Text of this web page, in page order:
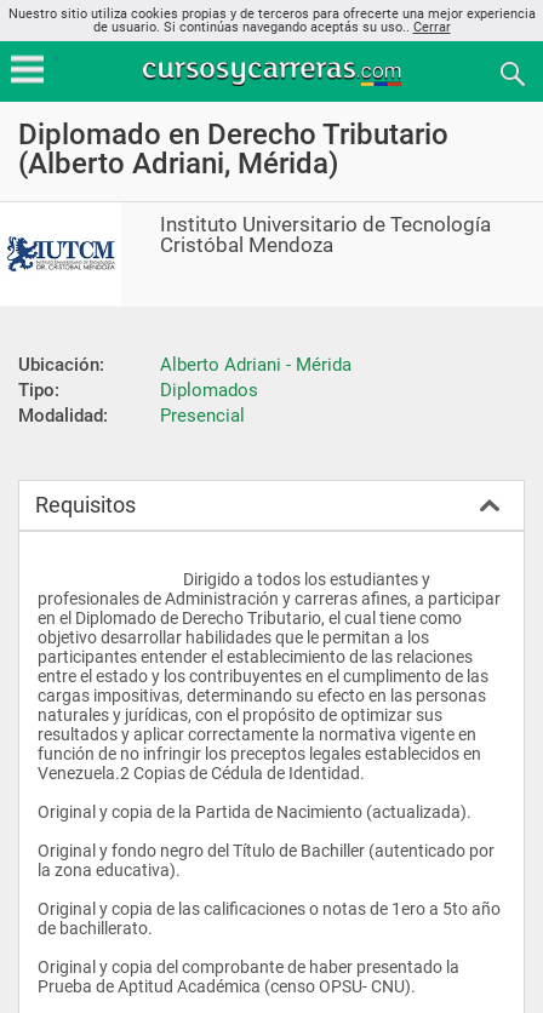
Nuestro sitio utiliza cookies propias y de terceros para ofrecerte una mejor experiencia
de usuario. Si continúas navegando aceptás su uso.. Cerrar
Diplomado en Derecho Tributario
(Alberto Adriani, Mérida)
Instituto Universitario de Tecnología
Cristóbal Mendoza
Ubicación:
Alberto Adriani - Mérida
Tipo:
Diplomados
Modalidad:
Presencial
Requisitos
profesionales de Administración y carreras afines, a participar
en el Diplomado de Derecho Tributario, el cual tiene como
objetivo desarrollar habilidades que le permitan a los
participantes entender el establecimiento de las relaciones
entre el estado y los contribuyentes en el cumplimento de las
cargas impositivas, determinando su efecto en las personas
naturales y jurídicas, con el propósito de optimizar sus
resultados y aplicar correctamente la normativa vigente en
función de no infringir los preceptos legales establecidos en
Venezuela.2 Copias de Cédula de Identidad.
Original y copia de la Partida de Nacimiento (actualizada).
Original y fondo negro del Título de Bachiller (autenticado por
la zona educativa).
Original y copia de las calificaciones o notas de 1ero a 5to año
de bachillerato.
Original y copia del comprobante de haber presentado la
Prueba de Aptitud Académica (censo OPSU- CNU).